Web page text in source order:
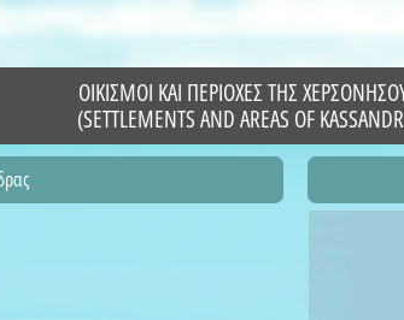
ΟΙΚΙΣΜΟΙ ΚΑΙ ΠΕΡΙΟΧΕΣ ΤΗΣ
(SETTLEMENTS AND AREAS OF